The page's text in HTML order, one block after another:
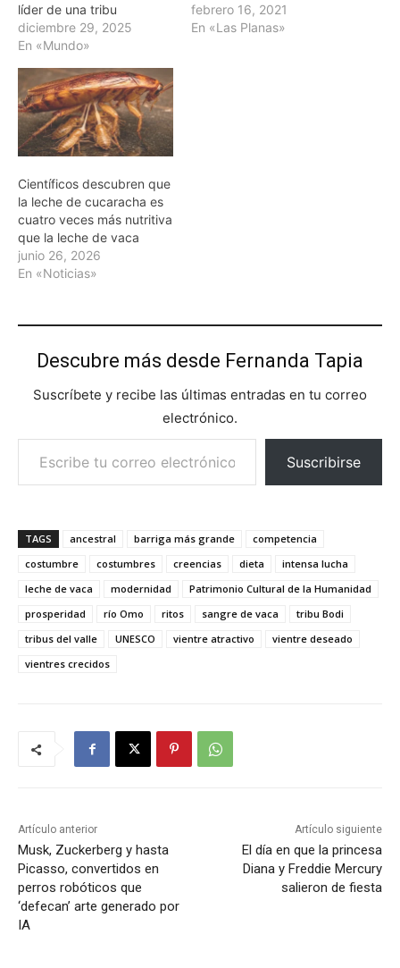
líder de una tribu
diciembre 29, 2025
En «Mundo»
febrero 16, 2021
En «Las Planas»
Científicos descubren que
la leche de cucaracha es
cuatro veces más nutritiva
que la leche de vaca
junio 26, 2026
En «Noticias»
Descubre más desde Fernanda Tapia
Suscríbete y recibe las últimas entradas en tu correo
electrónico.
Escribe tu correo electrónico…
Suscribirse
TAGS ancestral barriga más grande
competencia
costumbre
costumbres creencias dieta
intensa lucha
leche de vaca
modernidad
Patrimonio Cultural de la Humanidad
prosperidad
río Omo ritos sangre de vaca
tribu Bodi
tribus del valle
UNESCO vientre atractivo
vientre deseado
vientres crecidos
Artículo anterior
Musk, Zuckerberg y hasta
Picasso, convertidos en
perros robóticos que
‘defecan’ arte generado por
IA
Artículo siguiente
El día en que la princesa
Diana y Freddie Mercury
salieron de fiesta